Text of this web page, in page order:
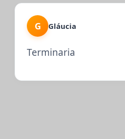
G Gláucia
Terminaria